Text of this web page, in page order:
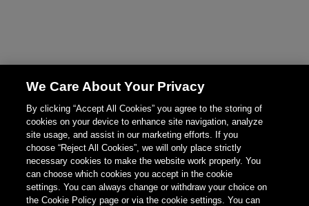
We Care About Your Privacy
By clicking “Accept All Cookies” you agree to the storing of
cookies on your device to enhance site navigation, analyze
site usage, and assist in our marketing efforts. If you
choose “Reject All Cookies”, we will only place strictly
necessary cookies to make the website work properly. You
can choose which cookies you accept in the cookie
settings. You can always change or withdraw your choice on
the Cookie Policy page or via the cookie settings. You can